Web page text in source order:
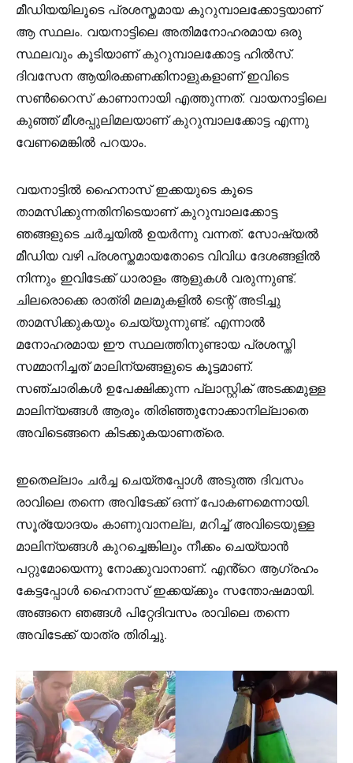
മീഡിയയിലൂടെ പ്രശസ്തമായ കുറുമ്പാലക്കോട്ടയാണ്
ആ സ്ഥലം. വയനാട്ടിലെ അതിമനോഹരമായ ഒരു
സ്ഥലവും കൂടിയാണ് കുറുമ്പാലക്കോട്ട ഹിൽസ്.
ദിവസേന ആയിരക്കണക്കിനാളുകളാണ് ഇവിടെ
സൺറൈസ് കാണാനായി എത്തുന്നത്. വായനാട്ടിലെ
കുഞ്ഞ് മീശപ്പുലിമലയാണ് കുറുമ്പാലക്കോട്ട എന്നു
വേണമെങ്കിൽ പറയാം.
വയനാട്ടിൽ ഹൈനാസ്‌ ഇക്കയുടെ കൂടെ
താമസിക്കുന്നതിനിടെയാണ് കുറുമ്പാലക്കോട്ട
ഞങ്ങളുടെ ചർച്ചയിൽ ഉയർന്നു വന്നത്. സോഷ്യൽ
മീഡിയ വഴി പ്രശസ്തമായതോടെ വിവിധ ദേശങ്ങളിൽ
നിന്നും ഇവിടേക്ക് ധാരാളം ആളുകൾ വരുന്നുണ്ട്.
ചിലരൊക്കെ രാത്രി മലമുകളിൽ ടെന്റ് അടിച്ചു
താമസിക്കുകയും ചെയ്യുന്നുണ്ട്. എന്നാൽ
മനോഹരമായ ഈ സ്ഥലത്തിനുണ്ടായ പ്രശസ്തി
സമ്മാനിച്ചത് മാലിന്യങ്ങളുടെ കൂട്ടമാണ്.
സഞ്ചാരികൾ ഉപേക്ഷിക്കുന്ന പ്ലാസ്റ്റിക് അടക്കമുള്ള
മാലിന്യങ്ങൾ ആരും തിരിഞ്ഞുനോക്കാനില്ലാതെ
അവിടെങ്ങനെ കിടക്കുകയാണത്രെ.
ഇതെല്ലാം ചർച്ച ചെയ്തപ്പോൾ അടുത്ത ദിവസം
രാവിലെ തന്നെ അവിടേക്ക് ഒന്ന് പോകണമെന്നായി.
സൂര്യോദയം കാണുവാനല്ല, മറിച്ച് അവിടെയുള്ള
മാലിന്യങ്ങൾ കുറച്ചെങ്കിലും നീക്കം ചെയ്യാൻ
പറ്റുമോയെന്നു നോക്കുവാനാണ്. എൻ്റെ ആഗ്രഹം
കേട്ടപ്പോൾ ഹൈനാസ്‌ ഇക്കയ്ക്കും സന്തോഷമായി.
അങ്ങനെ ഞങ്ങൾ പിറ്റേദിവസം രാവിലെ തന്നെ
അവിടേക്ക് യാത്ര തിരിച്ചു.